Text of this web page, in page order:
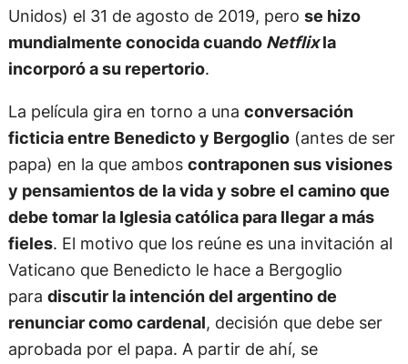
Unidos) el 31 de agosto de 2019, pero se hizo
mundialmente conocida cuando Netflixla
incorporó a su repertorio.
La película gira en torno a una conversación
ficticia entre Benedicto y Bergoglio(antes de ser
papa) en la que ambos contraponen sus visiones
y pensamientos de la vida y sobre el camino que
debe tomar la Iglesia católica para llegar a más
fieles. El motivo que los reúne es una invitación al
Vaticano que Benedicto le hace a Bergoglio
para discutir la intención del argentino de
renunciar como cardenal, decisión que debe ser
aprobada por el papa. A partir de ahí, se